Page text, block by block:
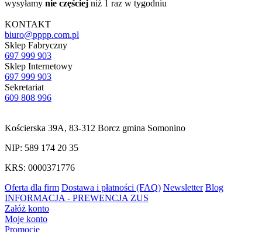
wysyłamy nie częściej niż 1 raz w tygodniu
KONTAKT
biuro@pppp.com.pl
Sklep Fabryczny
697 999 903
Sklep Internetowy
697 999 903
Sekretariat
609 808 996
Kościerska 39A, 83-312 Borcz gmina Somonino
NIP: 589 174 20 35
KRS: 0000371776
Oferta dla firm Dostawa i płatności (FAQ) Newsletter Blog
INFORMACJA - PREWENCJA ZUS
Załóż konto
Moje konto
Promocje